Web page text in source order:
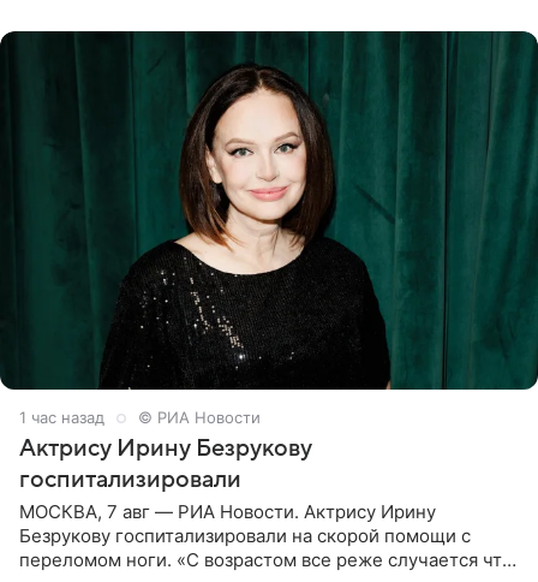
1 час назад © РИА Новости
Актрису Ирину Безрукову
госпитализировали
МОСКВА, 7 авг — РИА Новости. Актрису Ирину
Безрукову госпитализировали на скорой помощи с
переломом ноги. «С возрастом все реже случается что-